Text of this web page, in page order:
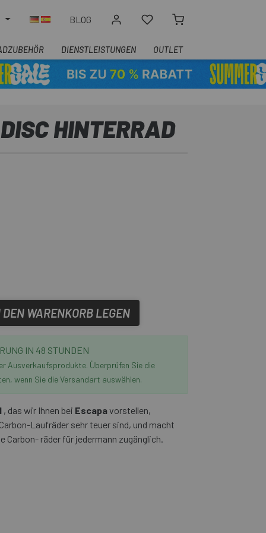
BLOG
DIENSTLEISTUNGEN OUTLET
HINTERRAD
DEN WARENKORB LEGEN
IN 48 STUNDEN
Ausverkaufsprodukte. Überprüfen Sie die
wenn Sie die Versandart auswählen.
, das wir Ihnen bei Escapavorstellen,
Laufräder sehr teuer sind, und macht
Carbon- räder für jedermann zugänglich.